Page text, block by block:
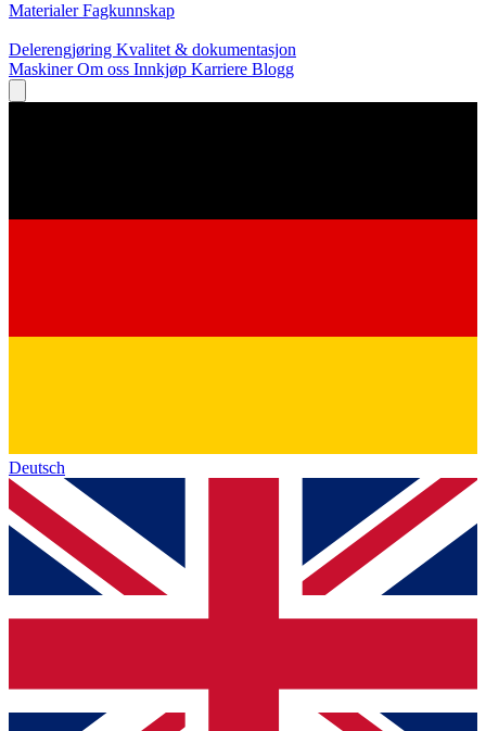
MaterialerFagkunnskap
Delerengjøring Kvalitet & dokumentasjon
MaskinerOm oss Innkjøp Karriere Blogg
Deutsch